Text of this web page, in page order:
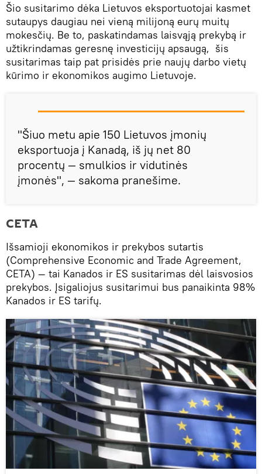
Šio susitarimo dėka Lietuvos eksportuotojai kasmet
sutaupys daugiau nei vieną milijoną eurų muitų
mokesčių. Be to, paskatindamas laisvąją prekybą ir
užtikrindamas geresnę investicijų apsaugą, šis
susitarimas taip pat prisidės prie naujų darbo vietų
kūrimo ir ekonomikos augimo Lietuvoje.
"Šiuo metu apie 150 Lietuvos įmonių
eksportuoja į Kanadą, iš jų net 80
procentų — smulkios ir vidutinės
įmonės", — sakoma pranešime.
CETA
Išsamioji ekonomikos ir prekybos sutartis
(Comprehensive Economic and Trade Agreement,
CETA) — tai Kanados ir ES susitarimas dėl laisvosios
prekybos. Įsigaliojus susitarimui bus panaikinta 98%
Kanados ir ES tarifų.